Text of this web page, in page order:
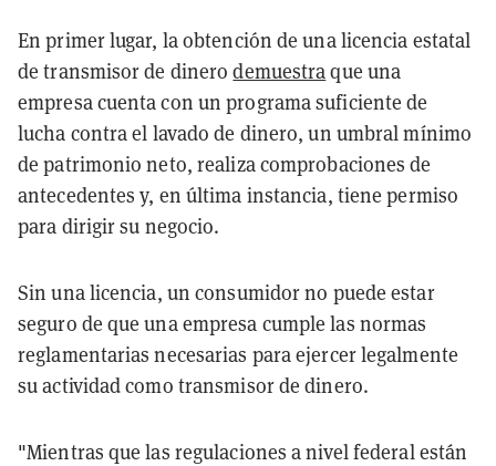
En primer lugar, la obtención de una licencia estatal
de transmisor de dinerodemuestraque una
empresa cuenta con un programa suficiente de
lucha contra el lavado de dinero, un umbral mínimo
de patrimonio neto, realiza comprobaciones de
antecedentes y, en última instancia, tiene permiso
para dirigir su negocio.
Sin una licencia, un consumidor no puede estar
seguro de que una empresa cumple las normas
reglamentarias necesarias para ejercer legalmente
su actividad como transmisor de dinero.
"Mientras que las regulaciones a nivel federal están